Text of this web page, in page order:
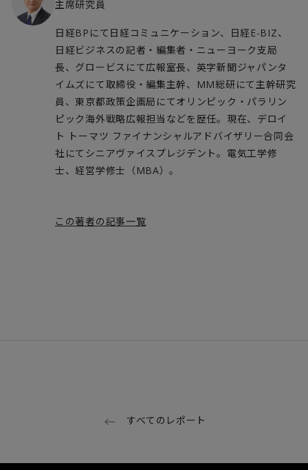
主席研究員
日経BPにて日経コミュニケーション、日経E-BIZ、
日経ビジネスの記者・編集者・ニューヨーク支局
長、グロービスにて広報室長、英字新聞ジャパンタ
イムズにて取締役・編集主幹、MM総研にて主幹研究
員、東京都政策企画局にてオリンピック・パラリン
ピック海外戦略広報担当などを歴任。現在、デロイ
ト トーマツ ファイナンシャルアドバイザリー合同会
社にてシニアヴァイスプレジデント。電気工学修
士、経営学修士（MBA）。
この著者の記事一覧
すべてのレポート